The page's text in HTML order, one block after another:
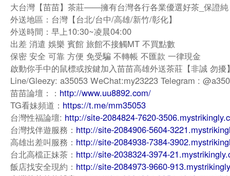
大台灣【苗苗】茶莊——擁有台灣各行各業優選好茶_保證
外送地區：台灣【台北/台中/高雄/新竹/彰化】
外送時間：早上10:30~凌晨04:00
出差 消遣 娛樂 賓館 旅館不接觸MT 不買點數
保密 安全 可靠 方便 免受騙 不轉帳 不匯款 一律現金
啟動你手中的鼠標或按鍵加入苗苗高雄外送茶莊【非誠 勿擾
Line/Gleezy: a35053 WeChat:my23223 Telegram :
苗苗論壇：： http://www.uu8892.com/
TG看妹頻道： https://t.me/mm35053
台灣性福論壇: http://site-2084824-7620-
台灣找伴遊服務： http://site-2084906-5604-
高雄出差叫服務： http://site-2084938-7384-
台北高檔正妹茶： http://site-2038324-3974-
飯店找安全現約： http://site-2084973-9660-